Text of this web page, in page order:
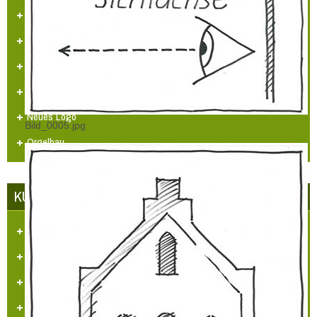
Bild_0005.jpg
Adventsfenster 2025
Arbeitskreissitzung
Jugendarbeit
Neues Logo
Orgelbau
KUNST UND KULTUR
Aufgaben und Ziele
Kontakt
Veranstaltungen
Videos